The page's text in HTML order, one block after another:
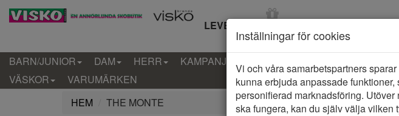
LEVERANS INOM 2-5 DAGAR
BARN/JUNIOR DAM HERR KAMPANJ KLÄDER-BARN
VÄSKOR
VARUMÄRKEN
HEM
THE MONTE
Inställningar för cookies
Vi och våra samarbetspartners
kunna erbjuda anpassade
personifierad marknadsföring.
ska fungera, kan du själv välja vilken